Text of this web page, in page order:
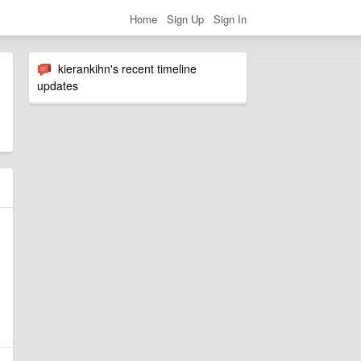
Home Sign Up Sign In
kierankihn's recent timeline
updates